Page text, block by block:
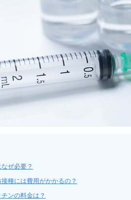
ぜ必要？
種には費用がかかるの？
ンの料金は？